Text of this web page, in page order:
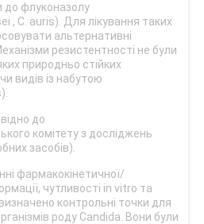
до флуконазолу
, C. auris). Для лікування таких
альтернативні
резистентності не були
природньо стійких
видів із набутою
до
комітету з досліджень
засобів).
фармакокінетичної/
чутливості in vitro та
визначено контрольні точки для
роду Candida. Вони були